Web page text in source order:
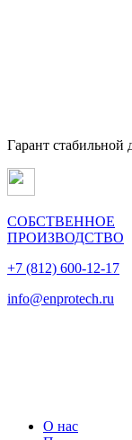
Гарант
СОБСТВЕННОЕ
ПРОИЗВОДСТВО
+7 (812) 600-12-17
info@enprotech.ru
О нас